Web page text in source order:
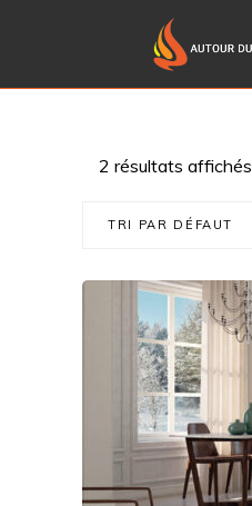
2 résultats affichés
TRI PAR DÉFAUT